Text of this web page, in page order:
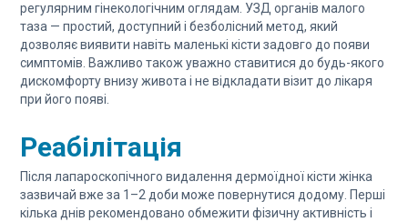
регулярним гінекологічним оглядам. УЗД органів малого
таза — простий, доступний і безболісний метод, який
дозволяє виявити навіть маленькі кісти задовго до появи
симптомів. Важливо також уважно ставитися до будь-якого
дискомфорту внизу живота і не відкладати візит до лікаря
при його появі.
Реабілітація
Після лапароскопічного видалення дермоїдної кісти жінка
зазвичай вже за 1–2 доби може повернутися додому. Перші
кілька днів рекомендовано обмежити фізичну активність і